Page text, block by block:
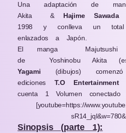
Una adaptación de
Akita
& Hajime Sawada
1998 y conlleva un
enlazados a Japón.
El manga
de
Yoshinobu Akita
Yagami (dibujos)
ediciones
T.O Entertainmenty
cuenta 1 Volumen conectado
[youtube=https://
Sinopsis (parte 1):